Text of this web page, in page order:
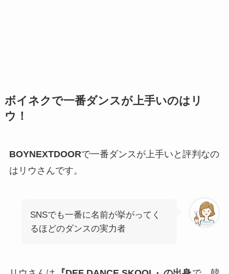
ボイネクで一番ダンスが上手いのはリ
ウ！
BOYNEXTDOORで一番ダンスが上手いと評判なの
はリウさんです。
SNSでも一番に名前が挙がってく
るほどのダンスの実力者